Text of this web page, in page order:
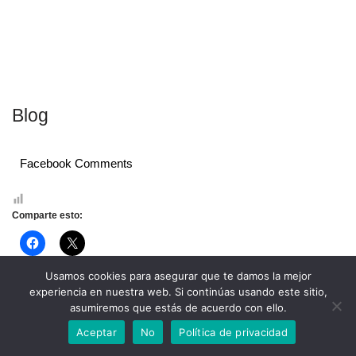
Blog
Facebook Comments
Comparte esto:
Haz
clic
compartir
en
Facebook
(Se
ventana
Haz
clic
compartir
en
X
(Se
abre
en
una
ventana
Personalizar Cookies Política de Cookies Aviso Legal
| Funciona gracias a WordPress
Usamos cookies para asegurar que te damos la mejor
experiencia en nuestra web. Si continúas usando este sitio,
asumiremos que estás de acuerdo con ello.
Aceptar
No Política de privacidad